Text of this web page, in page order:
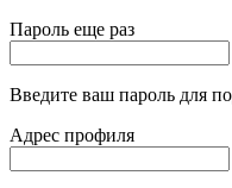
Пароль еще раз
Введите ваш пароль для
Адрес профиля